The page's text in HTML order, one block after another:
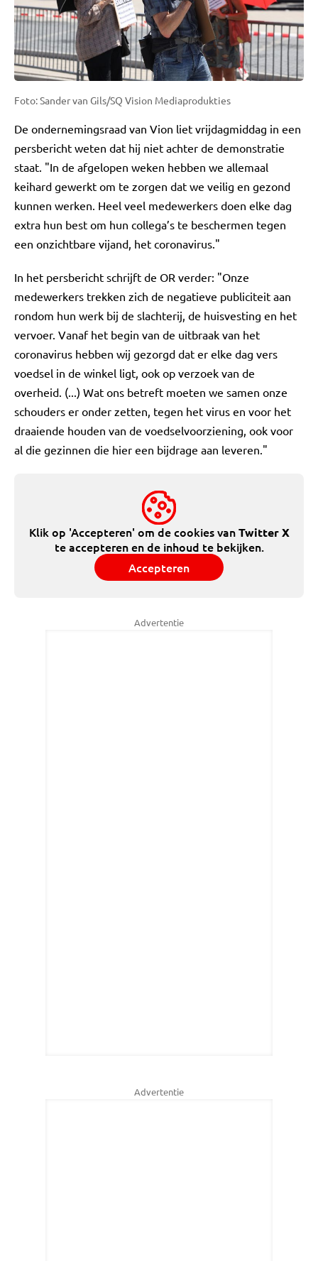
Foto: Sander van Gils/SQ Vision Mediaprodukties
De ondernemingsraad van Vion liet vrijdagmiddag in een
persbericht weten dat hij niet achter de demonstratie
staat. "In de afgelopen weken hebben we allemaal
keihard gewerkt om te zorgen dat we veilig en gezond
kunnen werken. Heel veel medewerkers doen elke dag
extra hun best om hun collega’s te beschermen tegen
een onzichtbare vijand, het coronavirus."
In het persbericht schrijft de OR verder: "Onze
medewerkers trekken zich de negatieve publiciteit aan
rondom hun werk bij de slachterij, de huisvesting en het
vervoer. Vanaf het begin van de uitbraak van het
coronavirus hebben wij gezorgd dat er elke dag vers
voedsel in de winkel ligt, ook op verzoek van de
overheid. (...) Wat ons betreft moeten we samen onze
schouders er onder zetten, tegen het virus en voor het
draaiende houden van de voedselvoorziening, ook voor
al die gezinnen die hier een bijdrage aan leveren."
Klik op 'Accepteren' om de cookies vanTwitter X
te accepteren en de inhoud te bekijken.
Accepteren
Advertentie
Advertentie